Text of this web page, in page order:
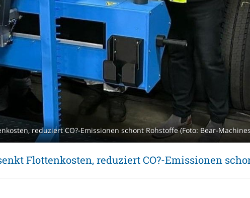
reduziert CO?-Emissionen schont Rohstoffe (Foto: Bear-
Flottenkosten, reduziert CO?-Emissionen